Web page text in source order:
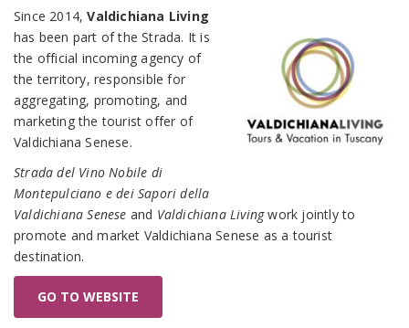
Since 2014,Valdichiana Living
has been part of the Strada. It is
the official incoming agency of
the territory, responsible for
aggregating, promoting, and
marketing the tourist offer of
Valdichiana Senese.
Strada del Vino Nobile di
Montepulciano e dei Sapori della
Valdichiana Senese and Valdichiana Livingwork jointly to
promote and market Valdichiana Senese as a tourist
destination.
GO TO WEBSITE